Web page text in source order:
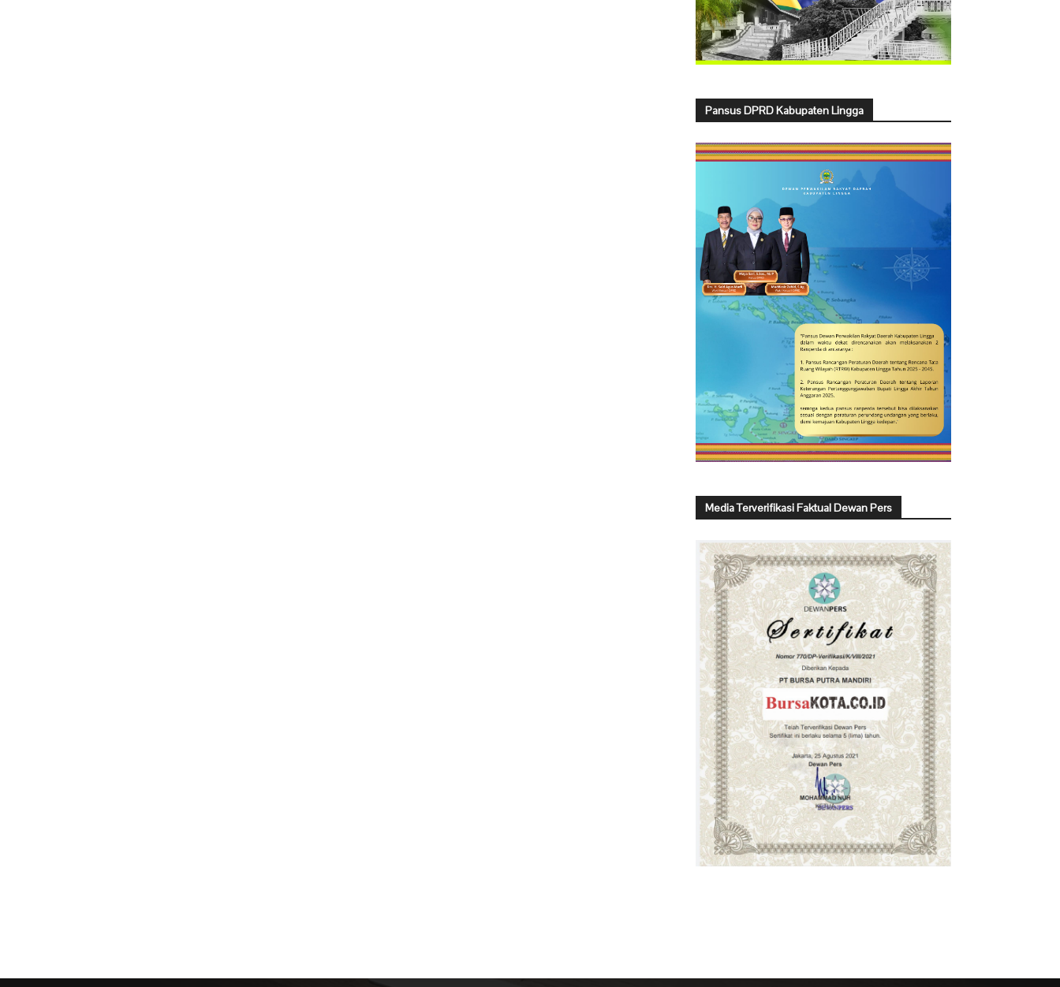
Pansus DPRD Kabupaten Lingga
Media Terverifikasi Faktual Dewan Pers